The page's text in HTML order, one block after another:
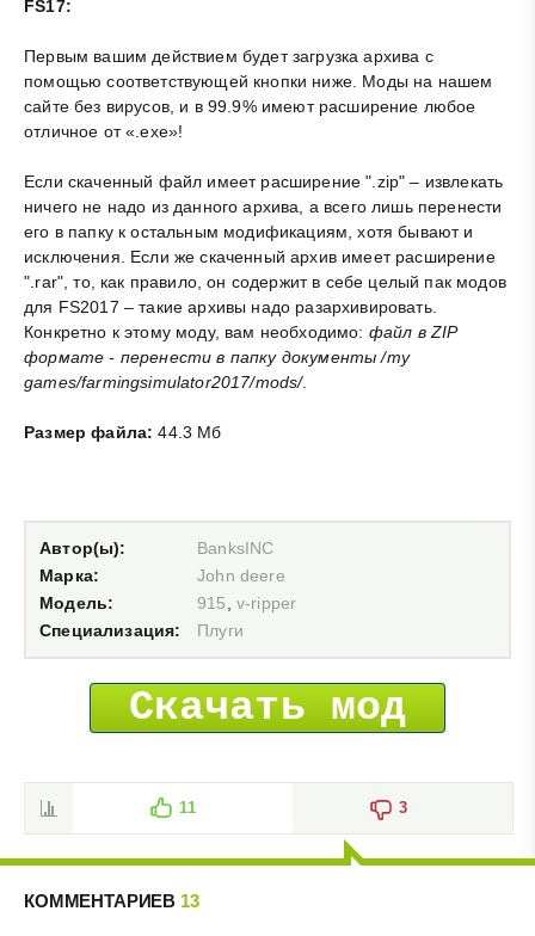
FS17:
Первым вашим действием будет загрузка архива с
помощью соответствующей кнопки ниже. Моды на нашем
сайте без вирусов, и в 99.9% имеют расширение любое
отличное от «.exe»!
Если скаченный файл имеет расширение ".zip" – извлекать
ничего не надо из данного архива, а всего лишь перенести
его в папку к остальным модификациям, хотя бывают и
исключения. Если же скаченный архив имеет расширение
".rar", то, как правило, он содержит в себе целый пак модов
для FS2017 – такие архивы надо разархивировать.
Конкретно к этому моду, вам необходимо: файл в ZIP
формате - перенести в папку документы /my
games/farmingsimulator2017/mods/.
Размер файла: 44.3 Мб
Автор(ы):
BanksINC
Марка:
John deere
Модель:
915, v-ripper
Специализация:
Плуги
Скачать мод
11 3
КОММЕНТАРИЕВ 13